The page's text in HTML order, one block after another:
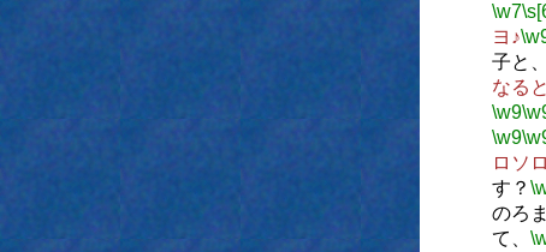
\w7
ヨ♪
子と、
なる
\w9
\w9
ロソ
す？
のろ
て、